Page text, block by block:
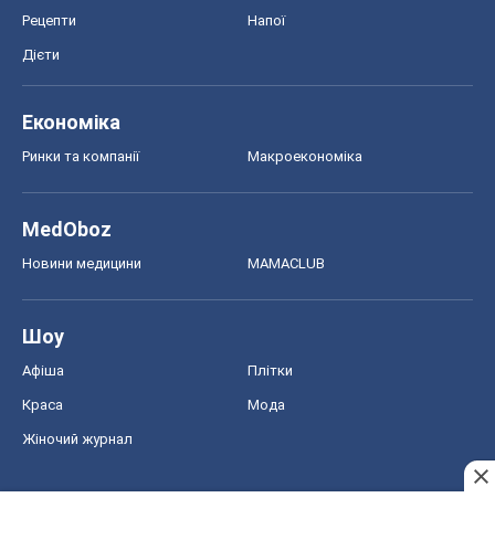
Рецепти Напої
Дієти
Економіка
Ринки та компанії Макроекономіка
MedOboz
Новини медицини MAMACLUB
Шоу
Афіша Плітки
Краса Мода
Жіночий журнал